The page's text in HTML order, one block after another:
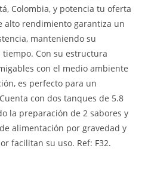
Colombia, y potencia tu oferta
alto rendimiento garantiza un
manteniendo su
Con su estructura
con el medio ambiente
es perfecto para un
con dos tanques de 5.8
la preparación de 2 sabores y
alimentación por gravedad y
facilitan su uso. Ref: F32.